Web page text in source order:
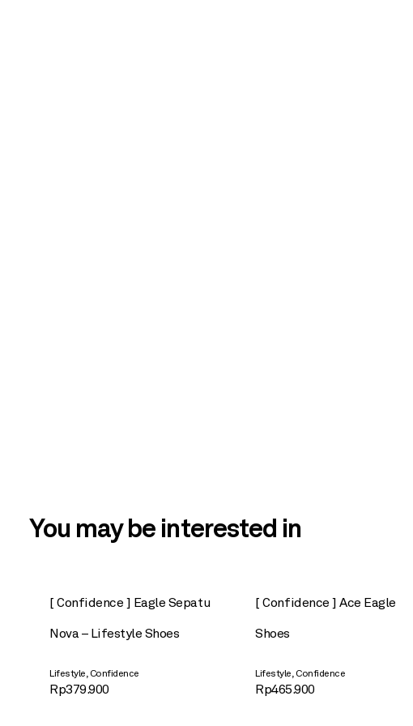
You may be interested in
[ Confidence ] Eagle Sepatu
Nova – Lifestyle Shoes
Lifestyle Confidence
Rp379.900
[ Confidence ] Ace Eagle
Shoes
Lifestyle Confidence
Rp465.900